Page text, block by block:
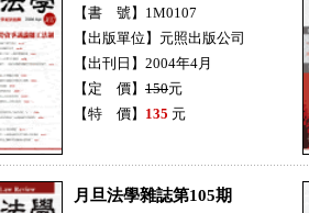
【書 號】1M0107
【出版單位】元照出版公司
【出刊日】2004年4月
【定 價】 150元
【特 價】 135 元
月旦法學雜誌第105期